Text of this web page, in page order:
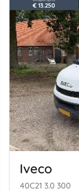
€ 13.250
Iveco
40C21 3.0 300